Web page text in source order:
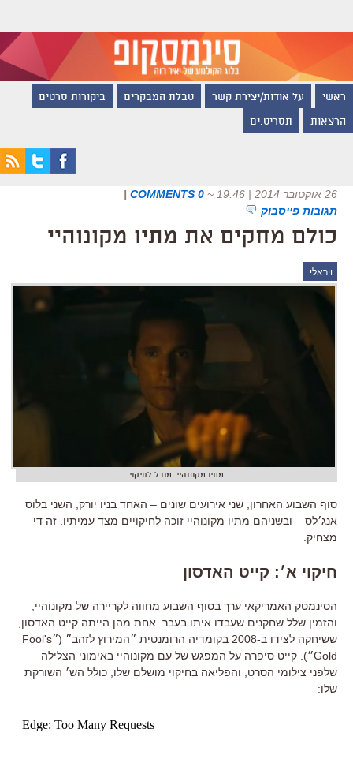
ראשי על אודות/יצירת קשר טבלת המבקרים ביקורות סרטים
הרצאות תסריט.ים
26 אוקטובר 2014 | 19:46 ~
0 COMMENTS
|
תגובות פייסבוק
כולם מחקים את מתיו מקונוהיי
ויראלי
מתיו מקונוהיי. מודל לחיקוי
סוף השבוע האחרון, שני אירועים שונים – האחד בניו יורק, השני בלוס
אנג׳לס – ובשניהם מתיו מקונוהיי זוכה לחיקויים מצד עמיתיו. זה די
מצחיק.
חיקוי א׳: קייט האדסון
הסינמטק האמריקאי ערך בסוף השבוע מחווה לקריירה של מקונוהיי,
והזמין שלל שחקנים שעבדו איתו בעבר. אחת מהן הייתה קייט האדסון,
ששיחקה לצידו ב-2008 בקומדיה הרומנטית ״המירוץ לזהב״ (״Fool's
Gold״). קייט סיפרה על המפגש של עם מקונוהיי באימוני הצלילה
שלפני צילומי הסרט, והפליאה בחיקוי מושלם שלו, כולל הש׳ השורקת
שלו: